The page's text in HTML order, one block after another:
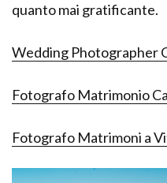
quanto mai gratificante.
Wedding Photographer
Fotografo Matrimonio
Fotografo Matrimoni a